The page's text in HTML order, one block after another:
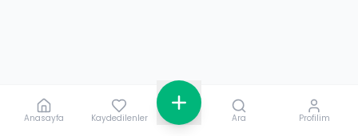
Anasayfa Kaydedilenler Ara Profilim